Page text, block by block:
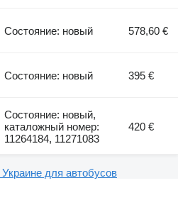
Состояние: новый 578,60 €
Состояние: новый 395 €
Состояние: новый,
каталожный номер:
11264184, 11271083
420 €
для автобусов